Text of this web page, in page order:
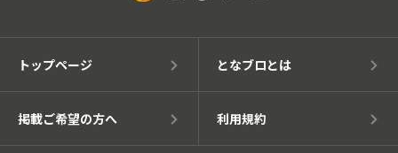
トップページ となブロとは
掲載ご希望の方へ 利用規約